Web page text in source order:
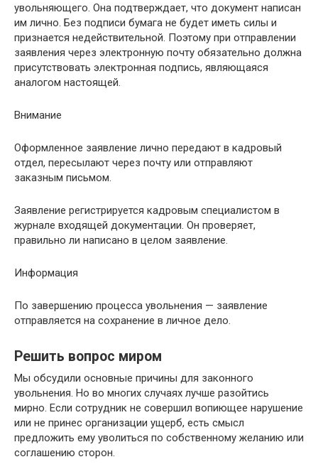
увольняющего. Она подтверждает, что документ написан
им лично. Без подписи бумага не будет иметь силы и
признается недействительной. Поэтому при отправлении
заявления через электронную почту обязательно должна
присутствовать электронная подпись, являющаяся
аналогом настоящей.
Внимание
Оформленное заявление лично передают в кадровый
отдел, пересылают через почту или отправляют
заказным письмом.
Заявление регистрируется кадровым специалистом в
журнале входящей документации. Он проверяет,
правильно ли написано в целом заявление.
Информация
По завершению процесса увольнения — заявление
отправляется на сохранение в личное дело.
Решить вопрос миром
Мы обсудили основные причины для законного
увольнения. Но во многих случаях лучше разойтись
мирно. Если сотрудник не совершил вопиющее нарушение
или не принес организации ущерб, есть смысл
предложить ему уволиться по собственному желанию или
соглашению сторон.